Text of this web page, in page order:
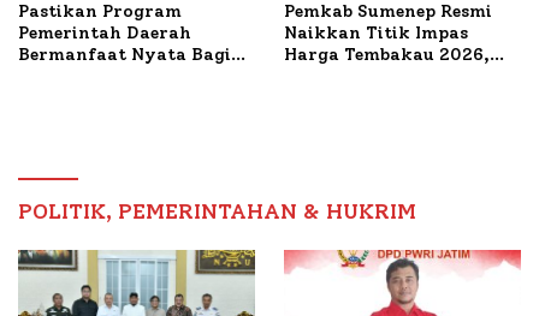
Pastikan Program
Pemerintah Daerah
Bermanfaat Nyata Bagi
Pemkab Sumenep Resmi
Naikkan Titik Impas
Harga Tembakau 2026,
POLITIK, PEMERINTAHAN & HUKRIM